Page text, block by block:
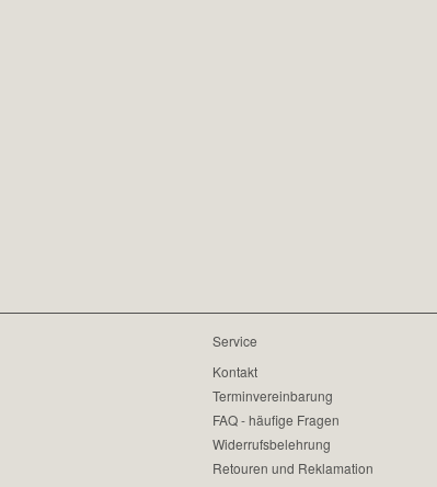
Service
Kontakt
Terminvereinbarung
FAQ - häufige Fragen
Widerrufsbelehrung
Retouren und Reklamation